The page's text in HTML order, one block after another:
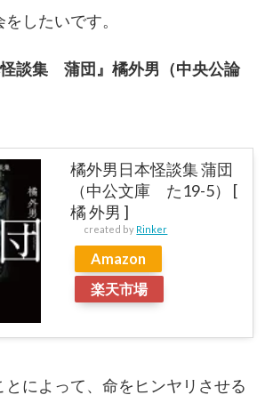
をしたいです。
談集 蒲団』橘外男（中央公論
橘外男日本怪談集 蒲団
（中公文庫 た19-5） [
橘 外男 ]
created by Rinker
Amazon
楽天市場
とによって、命をヒンヤリさせる